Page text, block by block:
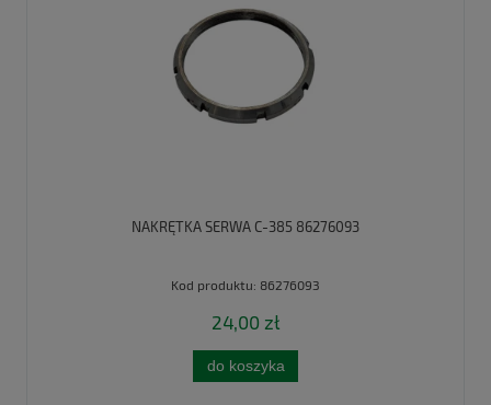
NAKRĘTKA SERWA C-385 86276093
Kod produktu: 86276093
24,00 zł
do koszyka